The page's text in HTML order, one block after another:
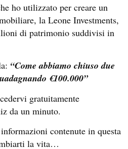
ho utilizzato per creare un
la Leone Investments,
di patrimonio suddivisi in
“Come abbiamo chiuso due
€100.000”
gratuitamente
da un minuto.
contenute in questa
la vita…